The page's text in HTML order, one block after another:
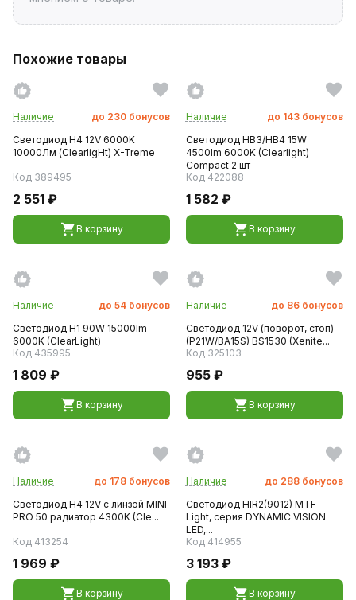
Похожие товары
Наличие до 230 бонусов
Светодиод H4 12V 6000K
10000Лм (ClearligНt) X-Treme
Код 389495
2 551 ₽
В корзину
Наличие до 143 бонусов
Светодиод HB3/HB4 15W
4500lm 6000K (Clearlight)
Compact 2 шт
Код 422088
1 582 ₽
В корзину
Наличие до 54 бонусов
Светодиод H1 90W 15000lm
6000K (ClearLight)
Код 435995
1 809 ₽
В корзину
Наличие до 86 бонусов
Светодиод 12V (поворот, стоп)
(P21W/BA15S) BS1530 (Xenite...
Код 325103
955 ₽
В корзину
Наличие до 178 бонусов
Светодиод H4 12V с линзой MINI
PRO 50 радиатор 4300K (Cle...
Код 413254
1 969 ₽
В корзину
Наличие до 288 бонусов
Светодиод HIR2(9012) MTF
Light, серия DYNAMIC VISION
LED,...
Код 414955
3 193 ₽
В корзину